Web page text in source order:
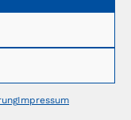
Impressum